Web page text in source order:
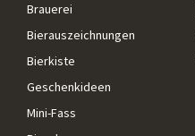
Brauerei
Bierauszeichnungen
Bierkiste
Geschenkideen
Mini-Fass